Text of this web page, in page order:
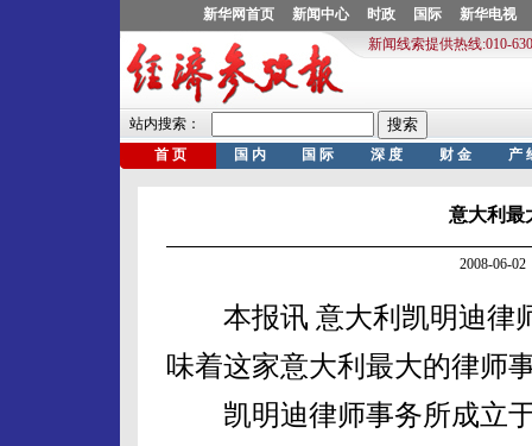
意大利最
2008-06-
本报讯 意大利凯明迪律
味着这家意大利最大的律师
凯明迪律师事务所成立于